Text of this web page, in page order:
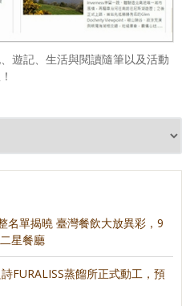
遊記、生活與閱讀隨筆以及活動
名單揭曉 臺灣餐飲大放異彩，9
星餐廳
FURALISS蒸餾所正式動工，預